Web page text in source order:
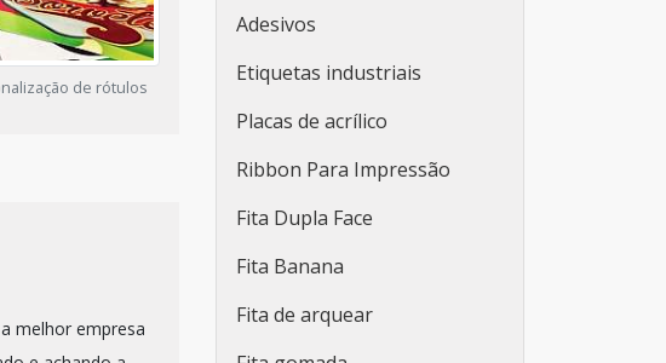
de rótulos
melhor empresa
Rótulos plásticos adesivos
Rótulos adesivos e etiquetas
Rótulos adesivos para
Empresa fabricante de
rótulos
Fabricantes de rótulos
Adesivos
Etiquetas industriais
Placas de acrílico
Ribbon Para Impressão
Fita Dupla Face
Fita Banana
Fita de arquear